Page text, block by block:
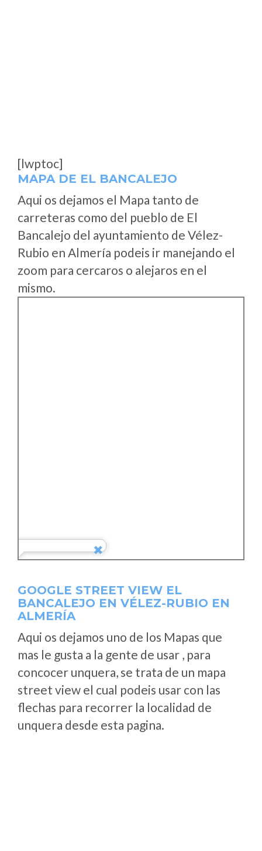
[lwptoc]
MAPA DE EL BANCALEJO
Aqui os dejamos el Mapa tanto de
carreteras como del pueblo de El
Bancalejo del ayuntamiento de Vélez-
Rubio en Almería podeis ir manejando el
zoom para cercaros o alejaros en el
mismo.
GOOGLE STREET VIEW EL
BANCALEJO EN VÉLEZ-RUBIO EN
ALMERÍA
Aqui os dejamos uno de los Mapas que
mas le gusta a la gente de usar , para
concocer unquera, se trata de un mapa
street view el cual podeis usar con las
flechas para recorrer la localidad de
unquera desde esta pagina.